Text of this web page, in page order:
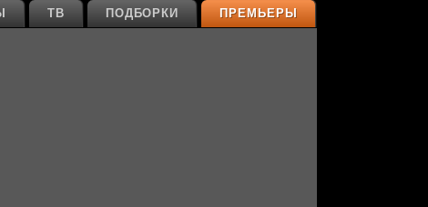
ПРЕМЬЕРЫ
ПОДБОРКИ
ТВ